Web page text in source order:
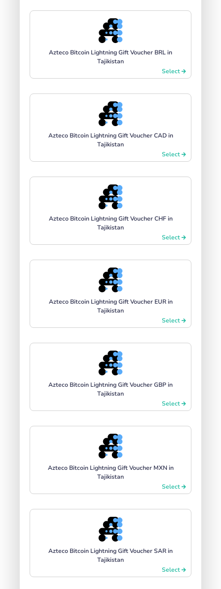
Azteco Bitcoin Lightning Gift Voucher BRL in
Tajikistan
Select
Azteco Bitcoin Lightning Gift Voucher CAD in
Tajikistan
Select
Azteco Bitcoin Lightning Gift Voucher CHF in
Tajikistan
Select
Azteco Bitcoin Lightning Gift Voucher EUR in
Tajikistan
Select
Azteco Bitcoin Lightning Gift Voucher GBP in
Tajikistan
Select
Azteco Bitcoin Lightning Gift Voucher MXN in
Tajikistan
Select
Azteco Bitcoin Lightning Gift Voucher SAR in
Tajikistan
Select